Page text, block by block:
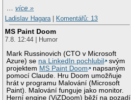
…více »
Ladislav Hagara| Komentářů: 13
MS Paint Doom
7.8. 12:44 | Humor
Mark Russinovich (CTO v Microsoft
Azure) se na LinkedIn pochlubil
svým
projektem MS Paint Doom
napsaným
pomocí Claude. Hru Doom umožňuje
hrát v programu Malování (Microsoft
Paint). Malování funguje jako monitor.
Herní engine (ViZDoom) běží na pozadí